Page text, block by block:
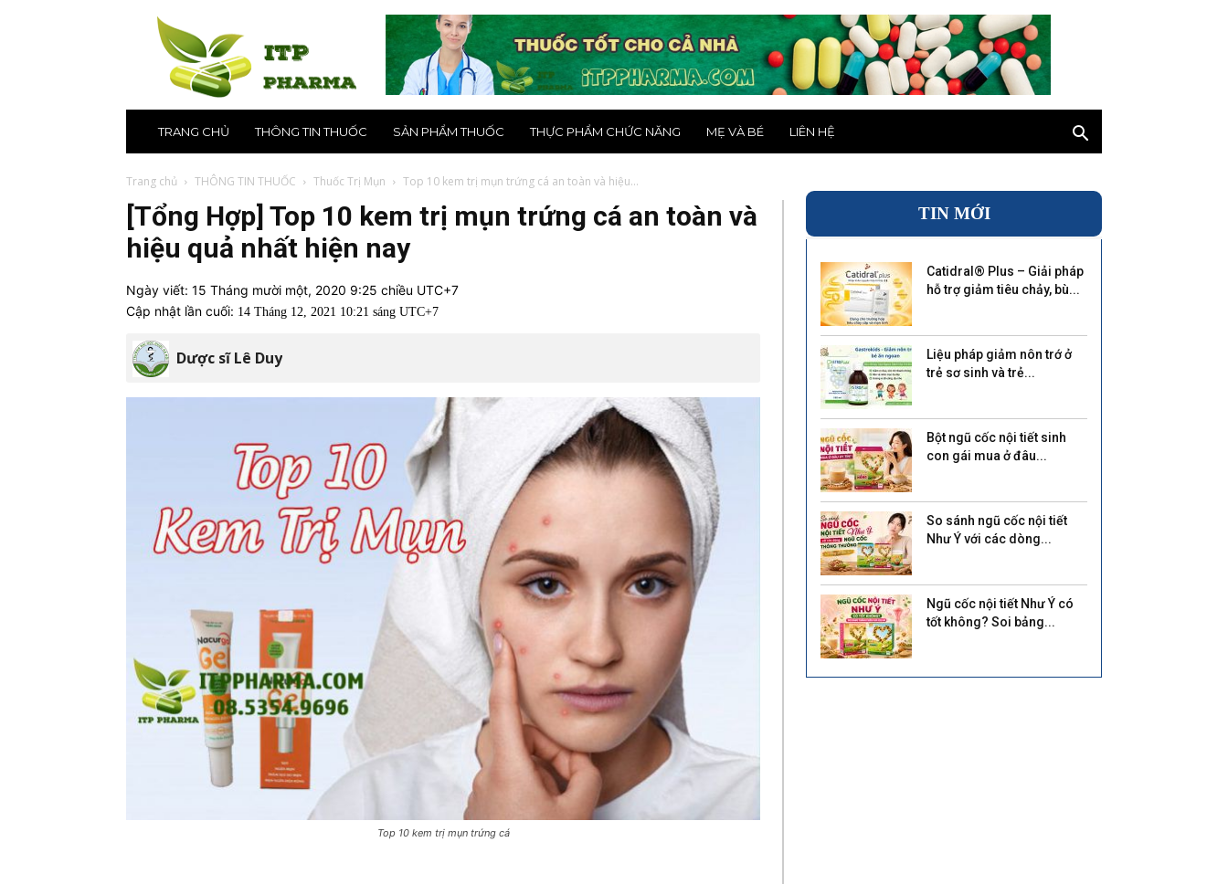
Nhà
thuốc
uy
1
tại
Hà
Nội,
TPHCM
TRANG CHỦ THÔNG TIN THUỐC SẢN PHẨM THUỐC THỰC PHẨM CHỨC NĂNG MẸ VÀ BÉ LIÊN HỆ
Trang chủ THÔNG TIN THUỐC Thuốc Trị Mụn Top 10 kem trị mụn trứng cá an toàn và hiệu...
[Tổng Hợp] Top 10 kem trị mụn trứng cá an toàn và
hiệu quả nhất hiện nay
Ngày viết: 15 Tháng mười một, 2020 9:25 chiều UTC+7
Cập nhật lần cuối: 14 Tháng 12, 2021 10:21 sáng UTC+7
Dược sĩ Lê Duy
Top 10 kem trị mụn trứng cá
TIN MỚI
Catidral® Plus – Giải pháp
hỗ trợ giảm tiêu chảy, bù...
Liệu pháp giảm nôn trớ ở
trẻ sơ sinh và trẻ...
Bột ngũ cốc nội tiết sinh
con gái mua ở đâu...
So sánh ngũ cốc nội tiết
Như Ý với các dòng...
Ngũ cốc nội tiết Như Ý có
tốt không? Soi bảng...